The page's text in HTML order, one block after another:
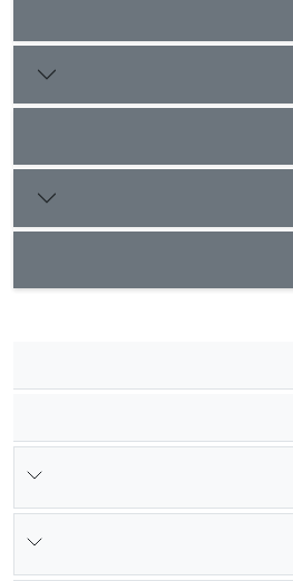
فراهم آورد که این شناخت در قالب